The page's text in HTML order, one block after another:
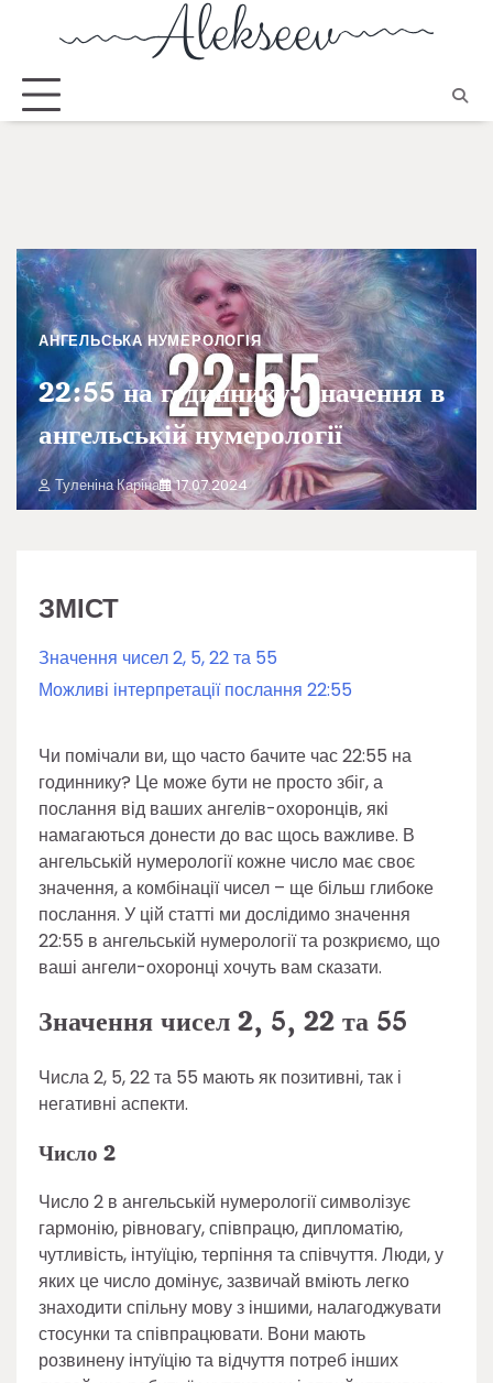
АНГЕЛЬСЬКА НУМЕРОЛОГІЯ
22:55 на годиннику: значення в
ангельській нумерології
Туленіна Каріна 17.07.2024
ЗМІСТ
Значення чисел 2, 5, 22 та 55
Можливі інтерпретації послання 22:55
Чи помічали ви, що часто бачите час 22:55 на
годиннику? Це може бути не просто збіг, а
послання від ваших ангелів-охоронців, які
намагаються донести до вас щось важливе. В
ангельській нумерології кожне число має своє
значення, а комбінації чисел – ще більш глибоке
послання. У цій статті ми дослідимо значення
22:55 в ангельській нумерології та розкриємо, що
ваші ангели-охоронці хочуть вам сказати.
Значення чисел 2, 5, 22 та 55
Числа 2, 5, 22 та 55 мають як позитивні, так і
негативні аспекти.
Число 2
Число 2 в ангельській нумерології символізує
гармонію, рівновагу, співпрацю, дипломатію,
чутливість, інтуїцію, терпіння та співчуття. Люди, у
яких це число домінує, зазвичай вміють легко
знаходити спільну мову з іншими, налагоджувати
стосунки та співпрацювати. Вони мають
розвинену інтуїцію та відчуття потреб інших